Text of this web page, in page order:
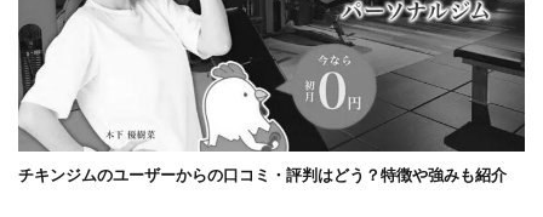
チキンジムのユーザーからの口コミ・評判はどう？特徴や強みも紹介